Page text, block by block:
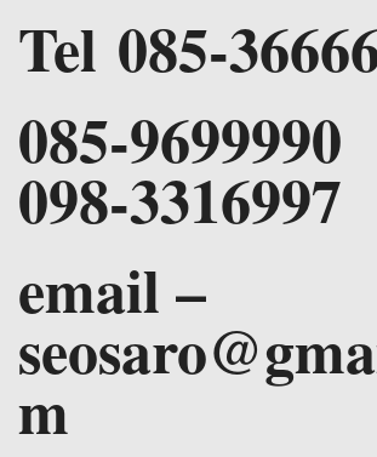
Tel 085-
085-
098-3316997
email –
m